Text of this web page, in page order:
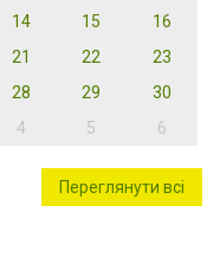
14 15
16
21 22
23
28 29
30
4 5 6
Переглянути всі